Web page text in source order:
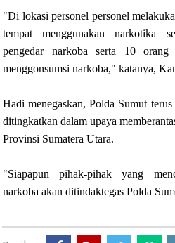
"Di lokasi personel personel
tempat menggunakan narkotika
pengedar narkoba serta 10
menggonsumsi narkoba," katanya,
Hadi menegaskan, Polda Sumut
ditingkatkan dalam upaya
Provinsi Sumatera Utara.
"Siapapun pihak-pihak yang
narkoba akan ditindaktegas Polda